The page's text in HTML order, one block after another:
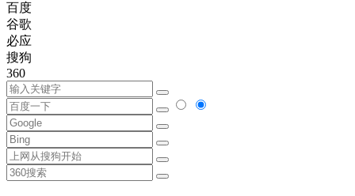
百度
谷歌
必应
搜狗
360